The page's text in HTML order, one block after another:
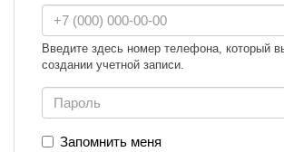
Введите здесь номер телефона, который
создании учетной записи.
Запомнить меня